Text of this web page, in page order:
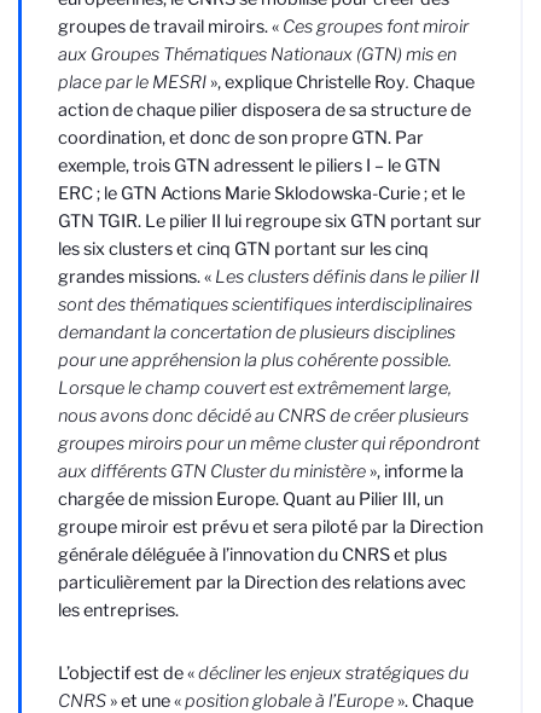
groupes de travail miroirs. « Ces groupes font miroir
aux Groupes Thématiques Nationaux (GTN) mis en
place par le MESRI », explique Christelle Roy. Chaque
action de chaque pilier disposera de sa structure de
coordination, et donc de son propre GTN. Par
exemple, trois GTN adressent le piliers I – le GTN
ERC ; le GTN Actions MarieSklodowska-Curie; et le
GTN TGIR. Le pilier II lui regroupe six GTN portant sur
les six clusters et cinq GTN portant sur les cinq
grandes missions. « Les clusters définis dans le pilier II
sont des thématiques scientifiques interdisciplinaires
demandant la concertation de plusieurs disciplines
pour une appréhension la plus cohérente possible.
Lorsque le champ couvert est extrêmement large,
nous avons donc décidé au CNRS de créer plusieurs
groupes miroirs pour un même cluster qui répondront
aux différents GTN Cluster du ministère », informe la
chargée de mission Europe. Quant au Pilier III, un
groupe miroir est prévu et sera piloté par la Direction
générale déléguée à l’innovation du CNRS et plus
particulièrement par la Direction des relations avec
les entreprises.
L’objectif est de «décliner les enjeux stratégiques du
CNRS » et une «position globale à l’Europe ». Chaque